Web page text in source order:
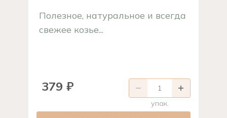
Полезное, натуральное и всегда
свежее козье...
379 ₽
упак.